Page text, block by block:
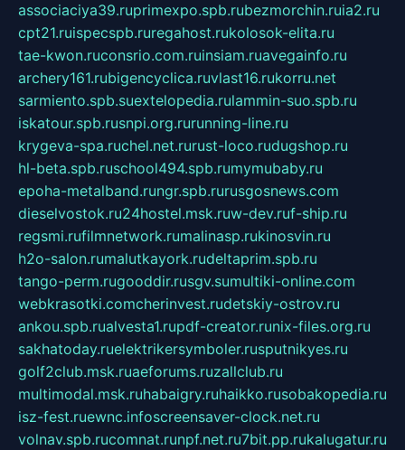
associaciya39.ruprimexpo.spb.rubezmorchin.ruia2.ru
cpt21.ruispecspb.ruregahost.rukolosok-elita.ru
tae-kwon.ruconsrio.com.ruinsiam.ruavegainfo.ru
archery161.rubigencyclica.ruvlast16.rukorru.net
sarmiento.spb.suextelopedia.rulammin-suo.spb.ru
iskatour.spb.rusnpi.org.rurunning-line.ru
krygeva-spa.ruchel.net.rurust-loco.rudugshop.ru
hl-beta.spb.ruschool494.spb.rumymubaby.ru
epoha-metalband.rungr.spb.rurusgosnews.com
dieselvostok.ru24hostel.msk.ruw-dev.ruf-ship.ru
regsmi.rufilmnetwork.rumalinasp.rukinosvin.ru
h2o-salon.rumalutkayork.rudeltaprim.spb.ru
tango-perm.rugooddir.rusgv.sumultiki-online.com
webkrasotki.comcherinvest.rudetskiy-ostrov.ru
ankou.spb.rualvesta1.rupdf-creator.runix-files.org.ru
sakhatoday.ruelektrikersymboler.rusputnikyes.ru
golf2club.msk.ruaeforums.ruzallclub.ru
multimodal.msk.ruhabaigry.ruhaikko.rusobakopedia.ru
isz-fest.ruewnc.infoscreensaver-clock.net.ru
volnav.spb.rucomnat.runpf.net.ru7bit.pp.rukalugatur.ru